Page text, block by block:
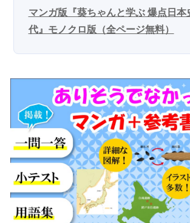
マンガ版『葵ちゃんと学ぶ 爆点日本
代』モノクロ版（全ページ無料）